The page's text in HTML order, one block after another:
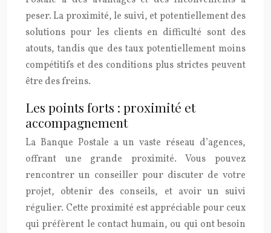
peser. La proximité, le suivi, et potentiellement des
solutions pour les clients en difficulté sont des
atouts, tandis que des taux potentiellement moins
compétitifs et des conditions plus strictes peuvent
être des freins.
Les points forts : proximité et
accompagnement
La Banque Postale a un vaste réseau d’agences,
offrant une grande proximité. Vous pouvez
rencontrer un conseiller pour discuter de votre
projet, obtenir des conseils, et avoir un suivi
régulier. Cette proximité est appréciable pour ceux
qui préfèrent le contact humain, ou qui ont besoin